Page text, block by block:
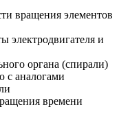
вращения элементов
электродвигателя и
органа (спирали)
с аналогами
времени